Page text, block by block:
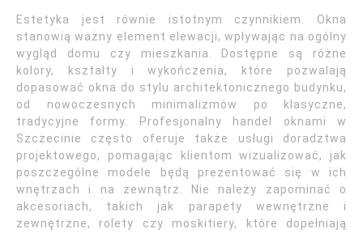
Estetyka jest równie istotnym czynnikiem. Okna
stanowią ważny element elewacji, wpływając na ogólny
wygląd domu czy mieszkania. Dostępne są różne
kolory, kształty i wykończenia, które pozwalają
dopasować okna do stylu architektonicznego budynku,
od nowoczesnych minimalizmów po klasyczne,
tradycyjne formy. Profesjonalny handel oknami w
Szczecinie często oferuje także usługi doradztwa
projektowego, pomagając klientom wizualizować, jak
poszczególne modele będą prezentować się w ich
wnętrzach i na zewnątrz. Nie należy zapominać o
akcesoriach, takich jak parapety wewnętrzne i
zewnętrzne, rolety czy moskitiery, które dopełniają